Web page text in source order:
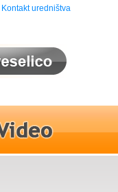
Kontakt uredništva